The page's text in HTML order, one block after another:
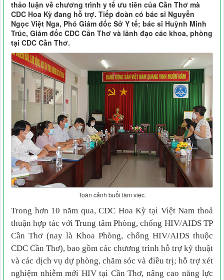
thảo luận về chương trình y tế ưu tiên của Cần Thơ mà
CDC Hoa Kỳ đang hỗ trợ. Tiếp đoàn có bác sĩ Nguyễn
Ngọc Việt Nga, Phó Giám đốc Sở Y tế; bác sĩ Huỳnh Minh
Trúc, Giám đốc CDC Cần Thơ và lãnh đạo các khoa, phòng
tại CDC Cần Thơ.
Toàn cảnh buổi làm việc.
Trong hơn 10 năm qua, CDC Hoa Kỳ tại Việt Nam thoả
thuận hợp tác với Trung tâm Phòng, chống HIV/AIDS TP
Cần Thơ (nay là Khoa Phòng, chống HIV/AIDS thuộc
CDC Cần Thơ), bao gồm các chương trình hỗ trợ kỹ thuật
và các dịch vụ dự phòng, chăm sóc và điều trị; hỗ trợ xét
nghiệm nhiễm mới HIV tại Cần Thơ, nâng cao năng lực